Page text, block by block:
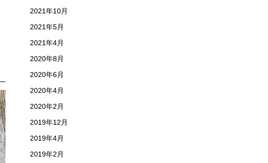
2021年10月
2021年5月
2021年4月
2020年8月
2020年6月
2020年4月
2020年2月
2019年12月
2019年4月
2019年2月